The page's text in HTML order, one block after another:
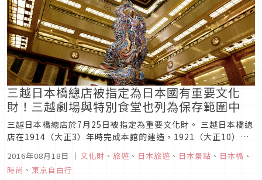
三越日本橋總店被指定為日本國有重要文化
財！三越劇場與特別食堂也列為保存範圍中
三越日本橋總店於7月25日被指定為重要文化財。 三越日本橋總
店在1914（大正3）年時完成本館的建造，1921（大正10）年
完成改建工程，但在1923(大正12)年時受到關東大地震的影響
而受到火災的危害，而後重整建築本體的鋼骨以及地基，在
1927（昭和2）年完成了7層樓的建設。6樓的三越劇場也一道...
2016年08月18日 ｜ 文化財 、 旅遊 、 日本旅遊 、 日本景點 、 日本橋 、
時尚 、 東京自由行